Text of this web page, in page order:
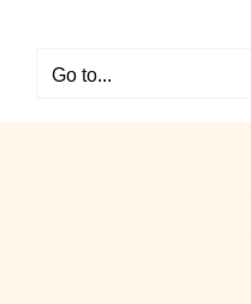
contentGo to...